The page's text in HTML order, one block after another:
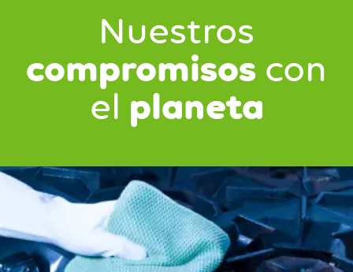
Nuestros
compromisos con
el planeta